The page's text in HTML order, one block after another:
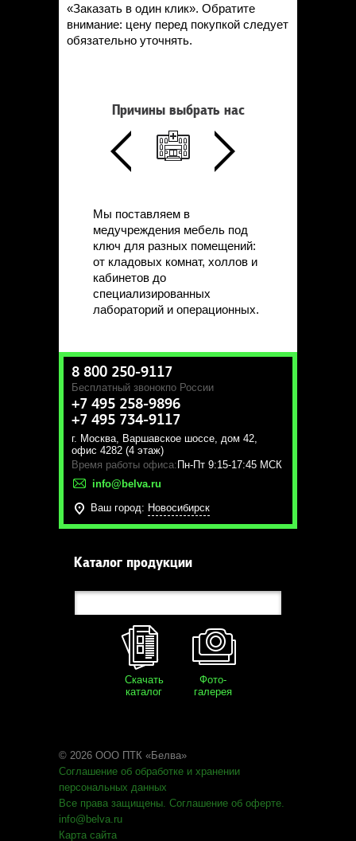
«Заказать в один клик». Обратите
внимание: цену перед покупкой следует
обязательно уточнять.
Причины выбрать нас
Мы поставляем в
медучреждения мебель под
ключ для разных помещений:
от кладовых комнат, холлов и
кабинетов до
специализированных
лабораторий и операционных.
8 800 250-9117
Бесплатный звонокпо России
+7 495 258-9896
+7 495 734-9117
г. Москва, Варшавское шоссе, дом 42,
офис 4282 (4 этаж)
Время работы офиса: Пн-Пт 9:15-17:45 МСК
info@belva.ru
Ваш город: Новосибирск
Каталог продукции
Скачать
каталог
Фото-
галерея
© 2026 ООО ПТК «Белва»
Соглашение об обработке и хранении
персональных данных
Все права защищены. Соглашение об оферте.
info@belva.ru
Карта сайта